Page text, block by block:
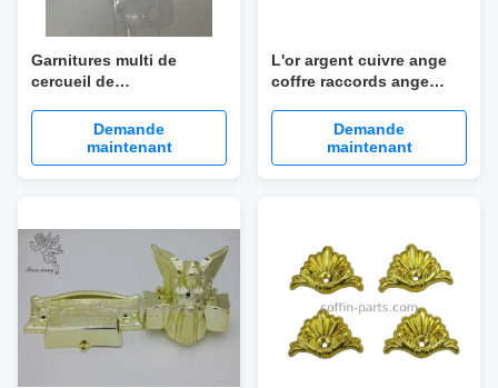
Garnitures multi de
cercueil de
décoratifs en plastique
de cercueil
Demande
maintenant
L'or argent cuivre ange
coffre raccords ange
plastiqueDemande
maintenant